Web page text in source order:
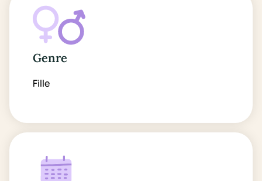
Genre
Fille